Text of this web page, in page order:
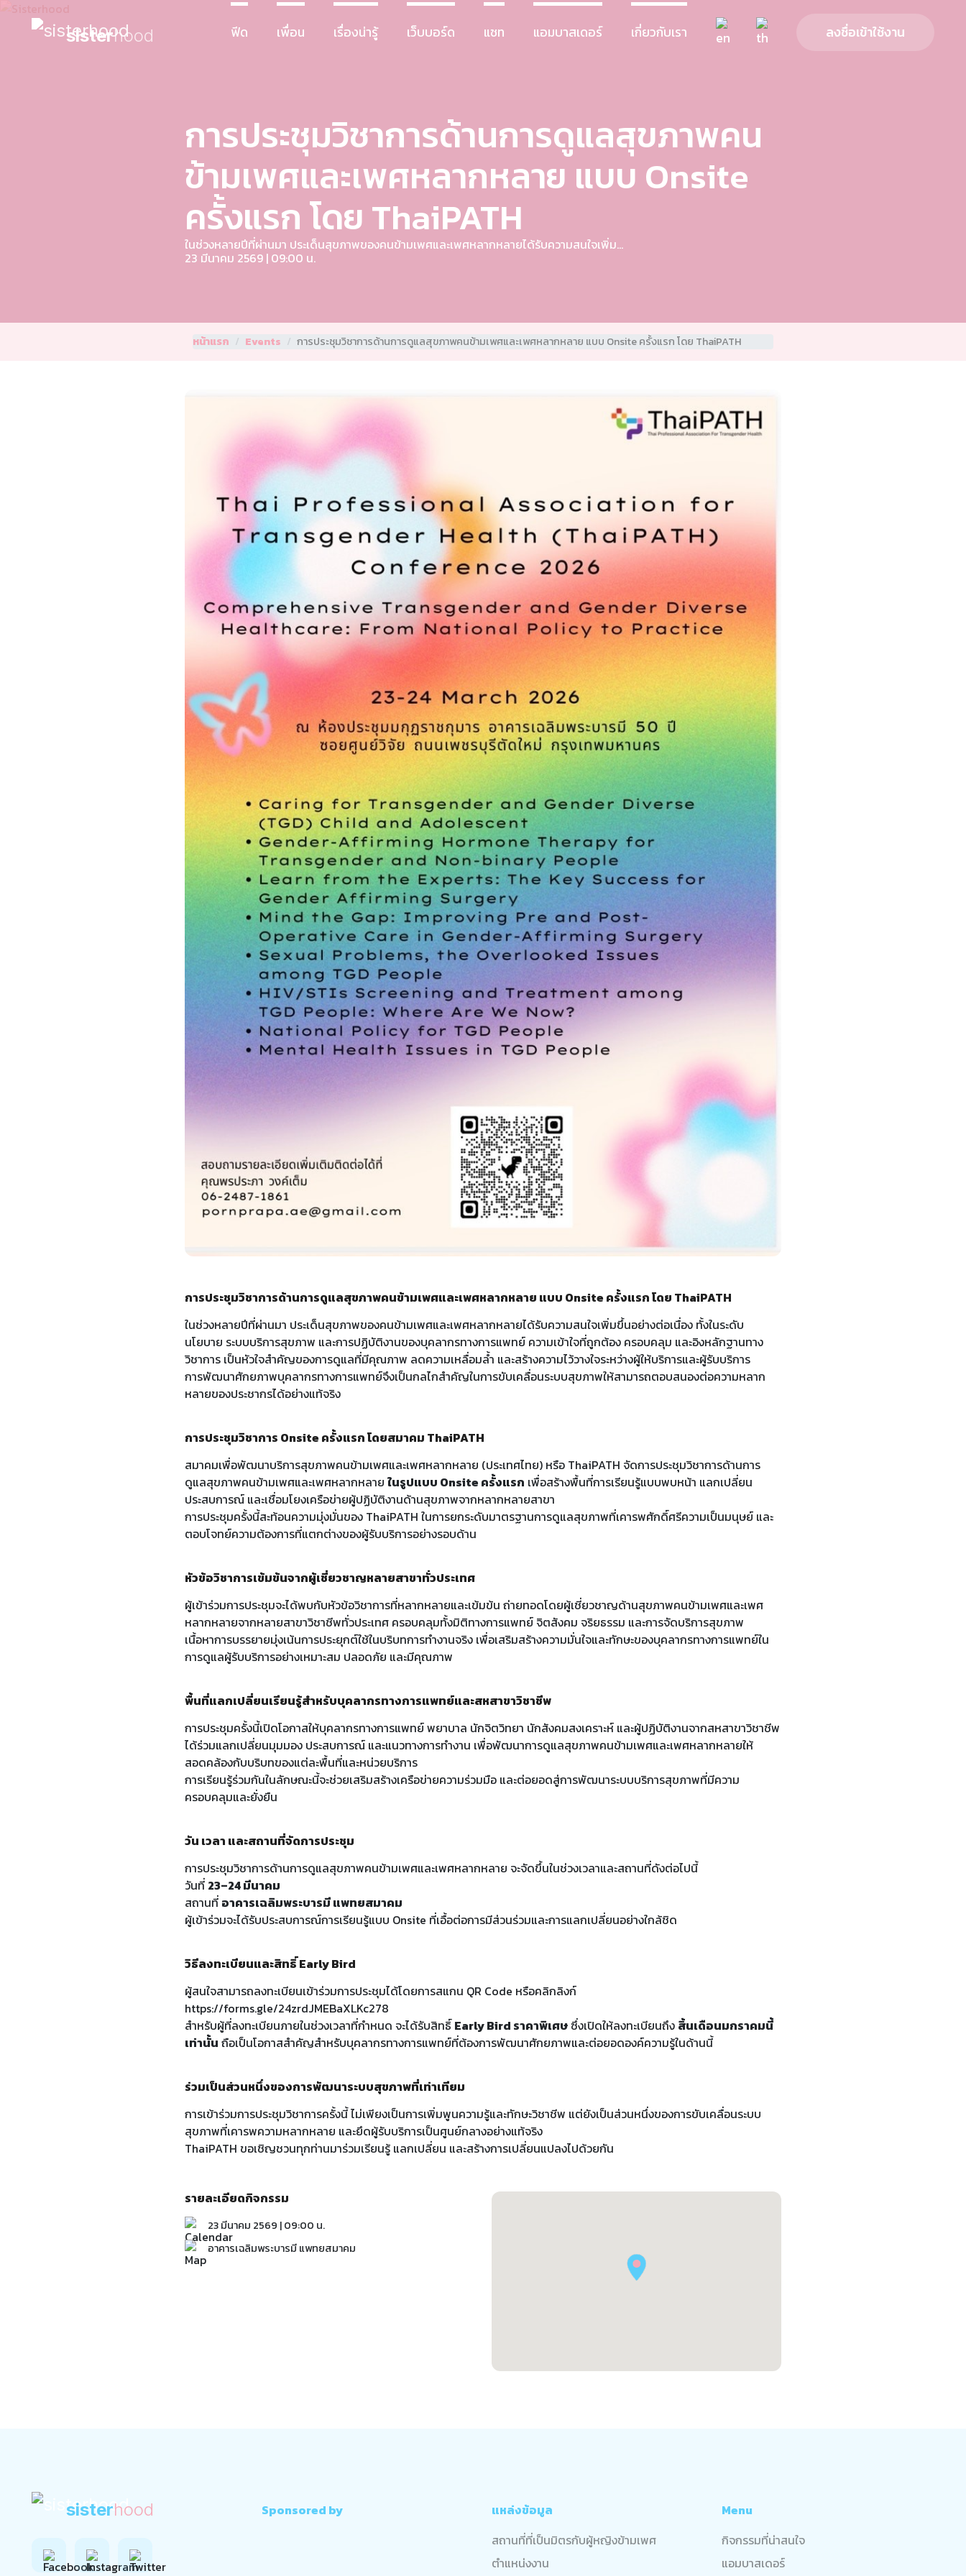
sisterhood ฟีด เพื่อน เรื่องน่ารู้ เว็บบอร์ด แชท แอมบาสเดอร์ เกี่ยวกับเรา ลงชื่อเข้าใช้งาน
การประชุมวิชาการด้านการดูแลสุขภาพคน
ข้ามเพศและเพศหลากหลาย แบบ Onsite
ครั้งแรก โดย ThaiPATH
ในช่วงหลายปีที่ผ่านมา ประเด็นสุขภาพของคนข้ามเพศและเพศหลากหลายได้รับความสนใจเพิ่ม...
23 มีนาคม 2569 | 09:00 น.
หน้าแรก Events การประชุมวิชาการด้านการดูแลสุขภาพคนข้ามเพศและเพศหลากหลาย แบบ Onsite ครั้งแรก โดย ThaiPATH
การประชุมวิชาการด้านการดูแลสุขภาพคนข้ามเพศและเพศหลากหลาย แบบ Onsite ครั้งแรก โดย ThaiPATH
ในช่วงหลายปีที่ผ่านมา ประเด็นสุขภาพของคนข้ามเพศและเพศหลากหลายได้รับความสนใจเพิ่มขึ้นอย่างต่อเนื่อง ทั้งในระดับ
นโยบาย ระบบบริการสุขภาพ และการปฏิบัติงานของบุคลากรทางการแพทย์ ความเข้าใจที่ถูกต้อง ครอบคลุม และอิงหลักฐานทาง
วิชาการ เป็นหัวใจสำคัญของการดูแลที่มีคุณภาพ ลดความเหลื่อมล้ำ และสร้างความไว้วางใจระหว่างผู้ให้บริการและผู้รับบริการ
การพัฒนาศักยภาพบุคลากรทางการแพทย์จึงเป็นกลไกสำคัญในการขับเคลื่อนระบบสุขภาพให้สามารถตอบสนองต่อความหลาก
หลายของประชากรได้อย่างแท้จริง
การประชุมวิชาการ Onsite ครั้งแรก โดยสมาคม ThaiPATH
สมาคมเพื่อพัฒนาบริการสุขภาพคนข้ามเพศและเพศหลากหลาย (ประเทศไทย) หรือ ThaiPATH จัดการประชุมวิชาการด้านการ
ดูแลสุขภาพคนข้ามเพศและเพศหลากหลายในรูปแบบ Onsite ครั้งแรก เพื่อสร้างพื้นที่การเรียนรู้แบบพบหน้า แลกเปลี่ยน
ประสบการณ์ และเชื่อมโยงเครือข่ายผู้ปฏิบัติงานด้านสุขภาพจากหลากหลายสาขา
การประชุมครั้งนี้สะท้อนความมุ่งมั่นของ ThaiPATH ในการยกระดับมาตรฐานการดูแลสุขภาพที่เคารพศักดิ์ศรีความเป็นมนุษย์ และ
ตอบโจทย์ความต้องการที่แตกต่างของผู้รับบริการอย่างรอบด้าน
หัวข้อวิชาการเข้มข้นจากผู้เชี่ยวชาญหลายสาขาทั่วประเทศ
ผู้เข้าร่วมการประชุมจะได้พบกับหัวข้อวิชาการที่หลากหลายและเข้มข้น ถ่ายทอดโดยผู้เชี่ยวชาญด้านสุขภาพคนข้ามเพศและเพศ
หลากหลายจากหลายสาขาวิชาชีพทั่วประเทศ ครอบคลุมทั้งมิติทางการแพทย์ จิตสังคม จริยธรรม และการจัดบริการสุขภาพ
เนื้อหาการบรรยายมุ่งเน้นการประยุกต์ใช้ในบริบทการทำงานจริง เพื่อเสริมสร้างความมั่นใจและทักษะของบุคลากรทางการแพทย์ใน
การดูแลผู้รับบริการอย่างเหมาะสม ปลอดภัย และมีคุณภาพ
พื้นที่แลกเปลี่ยนเรียนรู้สำหรับบุคลากรทางการแพทย์และสหสาขาวิชาชีพ
การประชุมครั้งนี้เปิดโอกาสให้บุคลากรทางการแพทย์ พยาบาล นักจิตวิทยา นักสังคมสงเคราะห์ และผู้ปฏิบัติงานจากสหสาขาวิชาชีพ
ได้ร่วมแลกเปลี่ยนมุมมอง ประสบการณ์ และแนวทางการทำงาน เพื่อพัฒนาการดูแลสุขภาพคนข้ามเพศและเพศหลากหลายให้
สอดคล้องกับบริบทของแต่ละพื้นที่และหน่วยบริการ
การเรียนรู้ร่วมกันในลักษณะนี้จะช่วยเสริมสร้างเครือข่ายความร่วมมือ และต่อยอดสู่การพัฒนาระบบบริการสุขภาพที่มีความ
ครอบคลุมและยั่งยืน
วัน เวลา และสถานที่จัดการประชุม
การประชุมวิชาการด้านการดูแลสุขภาพคนข้ามเพศและเพศหลากหลาย จะจัดขึ้นในช่วงเวลาและสถานที่ดังต่อไปนี้
วันที่ 23–24 มีนาคม
สถานที่ อาคารเฉลิมพระบารมี แพทยสมาคม
ผู้เข้าร่วมจะได้รับประสบการณ์การเรียนรู้แบบ Onsite ที่เอื้อต่อการมีส่วนร่วมและการแลกเปลี่ยนอย่างใกล้ชิด
วิธีลงทะเบียนและสิทธิ์ Early Bird
ผู้สนใจสามารถลงทะเบียนเข้าร่วมการประชุมได้โดยการสแกน QR Code หรือคลิกลิงก์
https://forms.gle/24zrdJMEBaXLKc278
สำหรับผู้ที่ลงทะเบียนภายในช่วงเวลาที่กำหนด จะได้รับสิทธิ์Early Bird ราคาพิเศษ ซึ่งเปิดให้ลงทะเบียนถึง สิ้นเดือนมกราคมนี้
เท่านั้น ถือเป็นโอกาสสำคัญสำหรับบุคลากรทางการแพทย์ที่ต้องการพัฒนาศักยภาพและต่อยอดองค์ความรู้ในด้านนี้
ร่วมเป็นส่วนหนึ่งของการพัฒนาระบบสุขภาพที่เท่าเทียม
การเข้าร่วมการประชุมวิชาการครั้งนี้ ไม่เพียงเป็นการเพิ่มพูนความรู้และทักษะวิชาชีพ แต่ยังเป็นส่วนหนึ่งของการขับเคลื่อนระบบ
สุขภาพที่เคารพความหลากหลาย และยึดผู้รับบริการเป็นศูนย์กลางอย่างแท้จริง
ThaiPATH ขอเชิญชวนทุกท่านมาร่วมเรียนรู้ แลกเปลี่ยน และสร้างการเปลี่ยนแปลงไปด้วยกัน
รายละเอียดกิจกรรม
23 มีนาคม 2569 | 09:00 น.
อาคารเฉลิมพระบารมี แพทยสมาคม
sisterhood Sponsored by
แหล่งข้อมูล
สถานที่ที่เป็นมิตรกับผู้หญิงข้ามเพศ
ตำแหน่งงาน
Menu
กิจกรรมที่น่าสนใจ
แอมบาสเดอร์